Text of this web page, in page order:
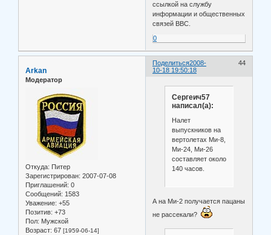
ссылкой на службу
информации и общественных
связей ВВС.
0
Поделиться 44
2008-
10-18 19:50:18
Arkan
Модератор
Откуда: Питер
Зарегистрирован: 2007-07-08
Приглашений: 0
Сообщений: 1583
Уважение: +55
Позитив: +73
Пол: Мужской
Возраст: 67 [1959-06-14]
Сергеич57
написал(а):
Налет
выпускников на
вертолетах Ми-8,
Ми-24, Ми-26
составляет около
140 часов.
А на Ми-2 получается пацаны
не рассекали?